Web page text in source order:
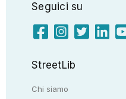
Seguici su
StreetLib
Chi siamo